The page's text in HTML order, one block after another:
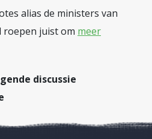
alias de ministers van
roepen juist om meer
discussie